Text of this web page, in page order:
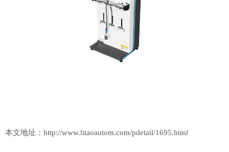
本文地址： http://www.litaoautom.com/pdetail/1695.html